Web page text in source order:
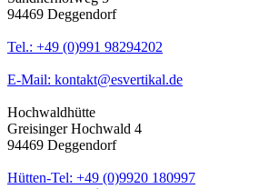
94469 Deggendorf
Tel.: +49 (0)991 98294202
E-Mail: kontakt@esvertikal.de
Hochwaldhütte
Greisinger Hochwald 4
94469 Deggendorf
Hütten-Tel: +49 (0)9920 180997